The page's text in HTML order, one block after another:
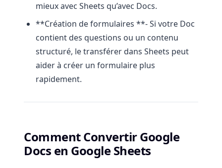
mieux avec Sheets qu’avec Docs.
**Création de formulaires **- Si votre Doc
contient des questions ou un contenu
structuré, le transférer dans Sheets peut
aider à créer un formulaire plus
rapidement.
Comment Convertir Google
Docs en Google Sheets